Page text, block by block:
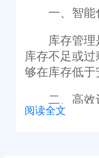
一、智能
库存管理是
库存不足或
够在库存低于
二、高效
阅读全文